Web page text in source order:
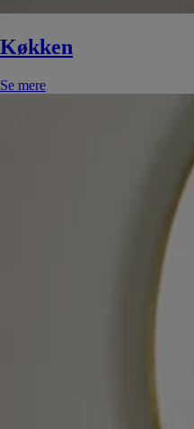
Køkken
Se mere